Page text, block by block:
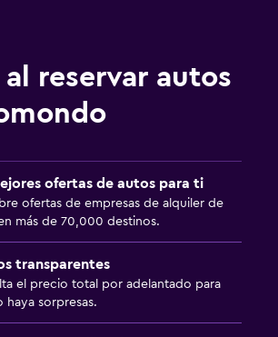
reservar autos
ofertas de autos para ti
ofertas de empresas de alquiler de
más de 70,000 destinos.
transparentes
el precio total por adelantado para
haya sorpresas.